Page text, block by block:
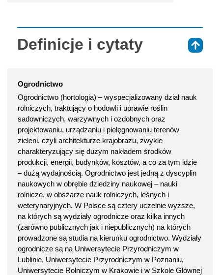
Definicje i cytaty
Ogrodnictwo
Ogrodnictwo (hortologia) – wyspecjalizowany dział nauk
rolniczych, traktujący o hodowli i uprawie roślin
sadowniczych, warzywnych i ozdobnych oraz
projektowaniu, urządzaniu i pielęgnowaniu terenów
zieleni, czyli architekturze krajobrazu, zwykle
charakteryzujący się dużym nakładem środków
produkcji, energii, budynków, kosztów, a co za tym idzie
– dużą wydajnością. Ogrodnictwo jest jedną z dyscyplin
naukowych w obrębie dziedziny naukowej – nauki
rolnicze, w obszarze nauk rolniczych, leśnych i
weterynaryjnych. W Polsce są cztery uczelnie wyższe,
na których są wydziały ogrodnicze oraz kilka innych
(zarówno publicznych jak i niepublicznych) na których
prowadzone są studia na kierunku ogrodnictwo. Wydziały
ogrodnicze są na Uniwersytecie Przyrodniczym w
Lublinie, Uniwersytecie Przyrodniczym w Poznaniu,
Uniwersytecie Rolniczym w Krakowie i w Szkole Głównej